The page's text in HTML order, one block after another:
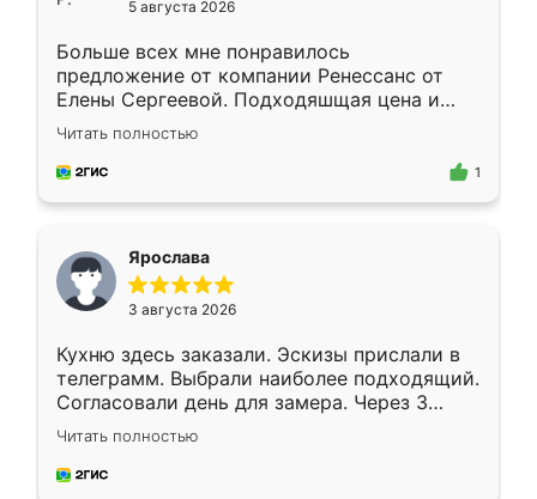
5 августа 2026
Больше всех мне понравилось
предложение от компании Ренессанс от
Елены Сергеевой. Подходяшщая цена и
короткие сроки изготовления. Приехавший
для замера сотрудник Владислав
предложил по моему эскизу самый
Читать полностью
1
Ярослава
3 августа 2026
Кухню здесь заказали. Эскизы прислали в
телеграмм. Выбрали наиболее подходящий.
Согласовали день для замера. Через 3
недели кухня была уже готова. Остались
довольны работой. Спасибо Ренессанс
мебель за качественную работу!
Читать полностью